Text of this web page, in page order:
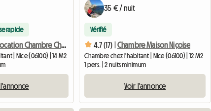
rapide
NICE Location Chambre Chez L'habitant
| Nice (06100) | 14 M2
35 € / nuit
Vérifié
4.7 (17) | Chambre Maison Niçoise
Chambre chez l'habitant | Nice (06100) | 12 M2
1 pers. | 2 nuits minimum
Voir l'annonce